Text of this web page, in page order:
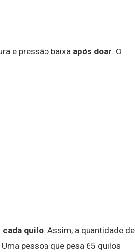
e pressão baixa após doar. O
cada quilo. Assim, a quantidade de
pessoa que pesa 65 quilos